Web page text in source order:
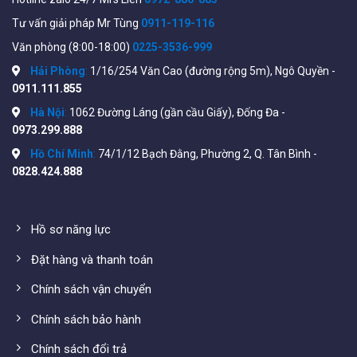
Dashboard • Ứng dụng Cisco Business mobile • Giao diện
Web,…
Thông số đầy đủ file datasheet từ hãng sản xuất
xem tại đây:
220-series-smart-switches/datasheet-c78-
Tham khảo thêm các Switch khác tại đây:
Tư vấn giải pháp Mr Tùng 0911-119-116
Văn phòng (8:00-18:00) 0225-3536-999
Hải Phòng: 1/16/254 Văn Cao (đường rộng 5m), Ngô Quyền -
0911.111.855
Hà Nội: 1062 Đường Láng (gần cầu Giấy), Đống Đa -
0973.299.888
Hồ Chí Minh: 74/1/12 Bạch Đằng, Phường 2, Q. Tân Bình -
0828.424.888
Hồ sơ năng lực
Đặt hàng và thanh toán
Chính sách vận chuyển
Chính sách bảo hành
Chính sách đổi trả